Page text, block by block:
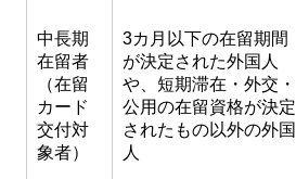
中長期
在留者
（在留
カード
交付対
象者）
3カ月以下の在留期間
が決定された外国人
や、短期滞在・外交・
公用の在留資格が決定
されたもの以外の外国
人